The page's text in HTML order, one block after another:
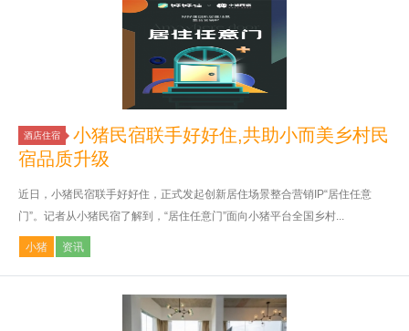
酒店住宿
小猪民宿联手好好住,共助小而美乡村民
宿品质升级
近日，小猪民宿联手好好住，正式发起创新居住场景整合营销IP“居住任意
门”。记者从小猪民宿了解到，“居住任意门”面向小猪平台全国乡村...
小猪 资讯